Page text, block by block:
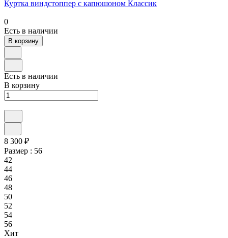
Куртка виндстоппер с капюшоном Классик
0
Есть в наличии
В корзину
Есть в наличии
В корзину
8 300 ₽
Размер : 56
42
44
46
48
50
52
54
56
Хит